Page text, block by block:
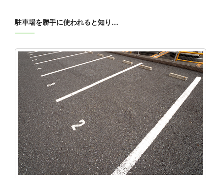
駐車場を勝手に使われると知り…